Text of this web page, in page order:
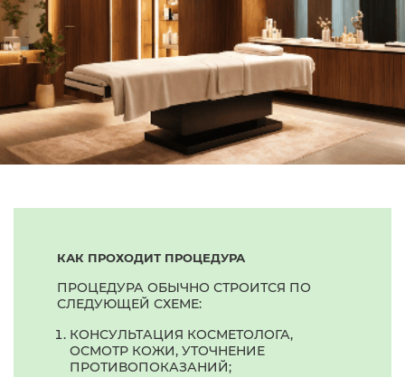
КАК ПРОХОДИТ ПРОЦЕДУРА
ПРОЦЕДУРА ОБЫЧНО СТРОИТСЯ ПО
СЛЕДУЮЩЕЙ СХЕМЕ:
КОНСУЛЬТАЦИЯ КОСМЕТОЛОГА,
ОСМОТР КОЖИ, УТОЧНЕНИЕ
ПРОТИВОПОКАЗАНИЙ;